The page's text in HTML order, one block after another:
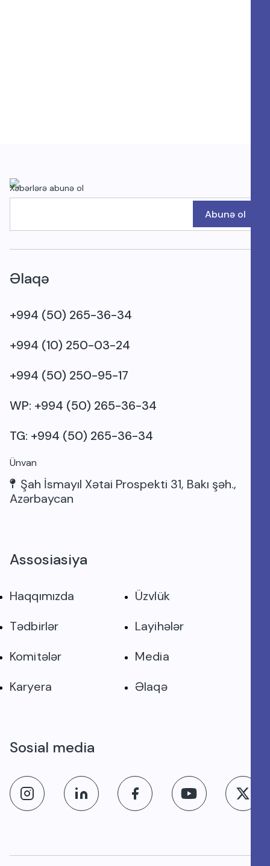
Xəbərlərə abunə ol
Abunə ol
Əlaqə
+994 (50) 265-36-34
+994 (10) 250-03-24
+994 (50) 250-95-17
WP: +994 (50) 265-36-34
TG: +994 (50) 265-36-34
Ünvan
Şah İsmayıl Xətai Prospekti 31, Bakı şəh.,
Azərbaycan
Assosiasiya
Haqqımızda
Üzvlük
Tədbirlər
Layihələr
Komitələr
Media
Karyera
Əlaqə
Sosial media